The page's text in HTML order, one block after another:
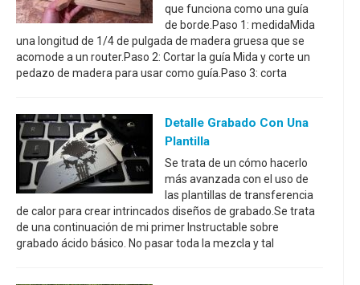
que funciona como una guía
de borde.Paso 1: medidaMida
una longitud de 1/4 de pulgada de madera gruesa que se
acomode a un router.Paso 2: Cortar la guía Mida y corte un
pedazo de madera para usar como guía.Paso 3: corta
Detalle Grabado Con Una
Plantilla
Se trata de un cómo hacerlo
más avanzada con el uso de
las plantillas de transferencia
de calor para crear intrincados diseños de grabado.Se trata
de una continuación de mi primer Instructable sobre
grabado ácido básico. No pasar toda la mezcla y tal